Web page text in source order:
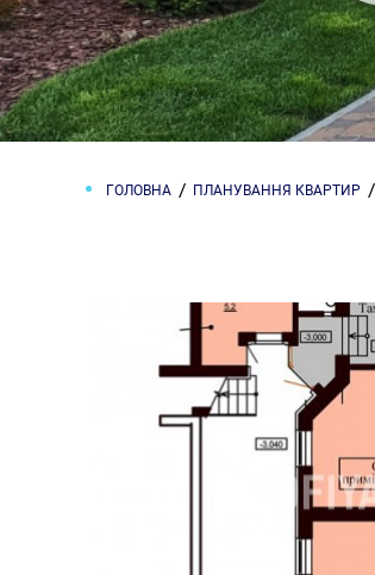
ГОЛОВНА ПЛАНУВАННЯ КВАРТИР